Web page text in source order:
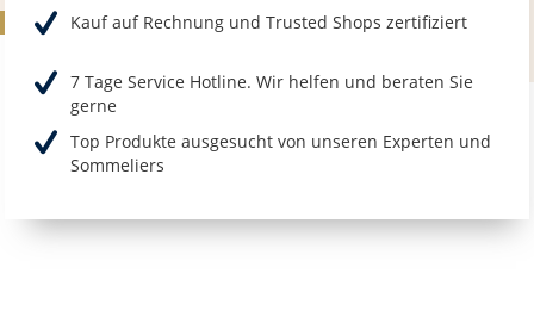
Kauf auf Rechnung und Trusted Shops zertifiziert
7 Tage Service Hotline. Wir helfen und beraten Sie
gerne
Top Produkte ausgesucht von unseren Experten und
Sommeliers